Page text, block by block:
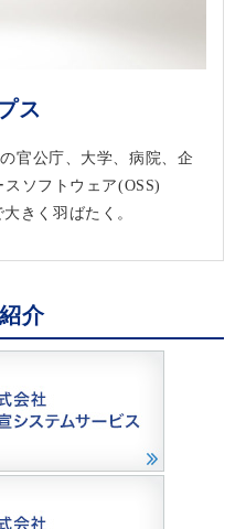
ス
官公庁、大学、病院、企
ソフトウェア(OSS)
きく羽ばたく。
介